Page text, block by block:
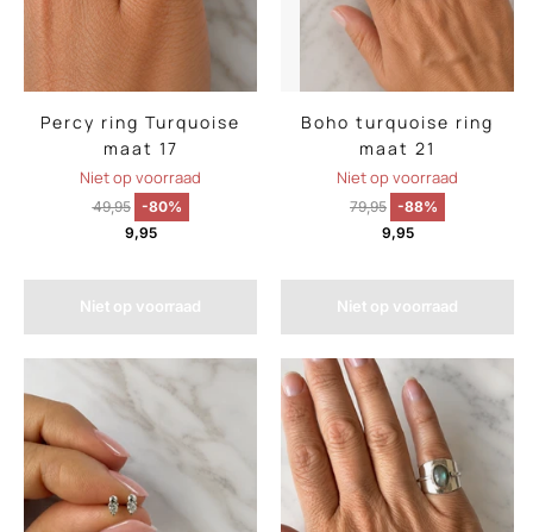
Percy ring Turquoise
maat 17
Niet op voorraad
49,95
-80%
9,95
Niet op voorraad
Boho turquoise ring
maat 21
Niet op voorraad
79,95 -88%
9,95
Niet op voorraad